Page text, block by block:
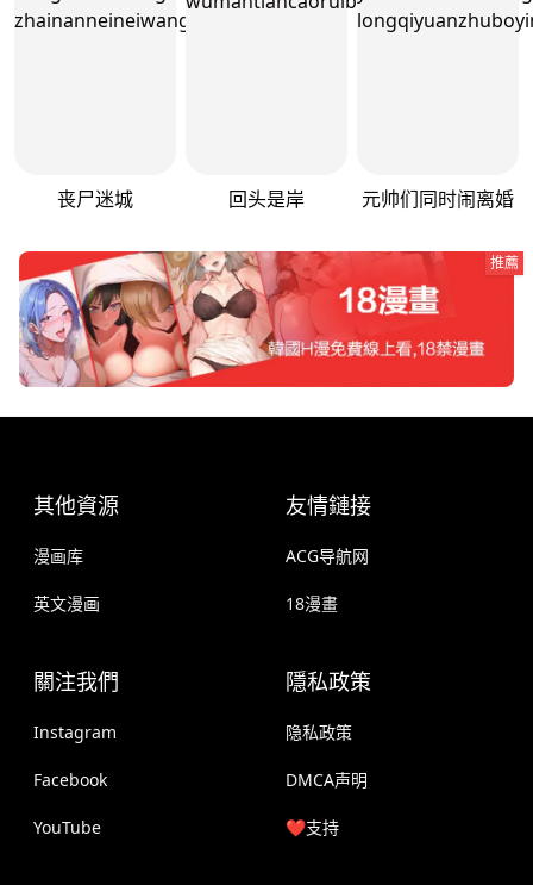
丧尸迷城 回头是岸 元帅们同时闹离婚
推薦
其他資源
漫画库
英文漫画
友情鏈接
ACG导航网
18漫畫
關注我們
Instagram
Facebook
YouTube
隱私政策
隐私政策
DMCA声明
❤️支持